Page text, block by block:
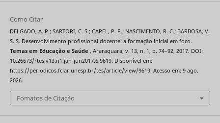
Como Citar
DELGADO, A. P.; SARTORI, C. S.; CAPEL, P. P.; NASCIMENTO, R. C.; BARBOSA, V.
S. S. Desenvolvimento profissional docente: a formação inicial em foco.
Temas em Educação e Saúde , Araraquara, v. 13, n. 1, p. 74–92, 2017. DOI:
10.26673/rtes.v13.n1.jan-jun2017.6.9619. Disponível em:
https://periodicos.fclar.unesp.br/tes/article/view/9619. Acesso em: 9 ago.
2026.
Fomatos de Citação